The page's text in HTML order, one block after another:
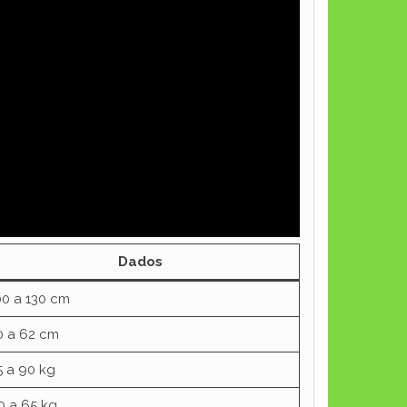
a marrom-acinzentada no dorso e
Dados
a 130 cm
a 62 cm
a 90 kg